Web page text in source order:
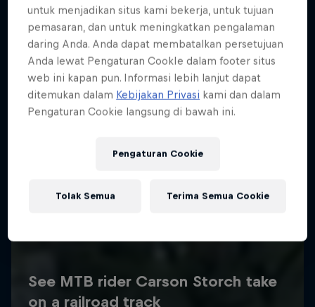
untuk menjadikan situs kami bekerja, untuk tujuan
pemasaran, dan untuk meningkatkan pengalaman
daring Anda. Anda dapat membatalkan persetujuan
Anda lewat Pengaturan CookIe dalam footer situs
web ini kapan pun. Informasi lebih lanjut dapat
ditemukan dalam Kebijakan Privasi kami dan dalam
Pengaturan Cookie langsung di bawah ini.
Pengaturan Cookie
Tolak Semua Terima Semua Cookie